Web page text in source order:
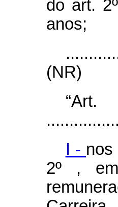
do art.
anos;
(NR)
I -
2º ,